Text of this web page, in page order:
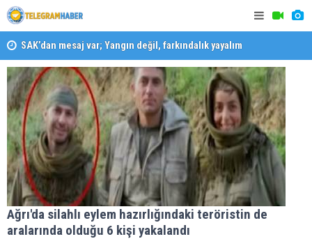
SAK’dan mesaj var; Yangın değil, farkındalık yayalım
Ağrı'da silahlı eylem hazırlığındaki teröristin de
aralarında olduğu 6 kişi yakalandı